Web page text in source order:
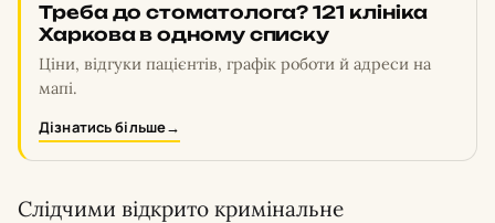
Треба до стоматолога? 121 клініка
Харкова в одному списку
Ціни, відгуки пацієнтів, графік роботи й адреси на
мапі.
Дізнатись більше→
Слідчими відкрито кримінальне